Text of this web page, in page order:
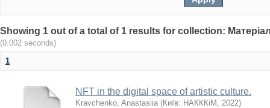
Showing 1 out of a total of 1 results for collection:
(0.002 seconds)
1
NFT in the digital space of artistic culture.
Kravchenko, Anastasiia (Київ: НАКККіМ , 2022)